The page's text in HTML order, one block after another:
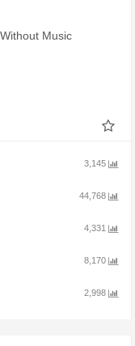
Music
3,145
44,768
4,331
8,170
2,998